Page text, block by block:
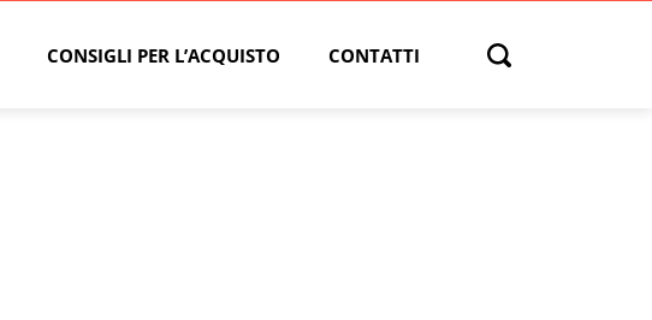
CONSIGLI PER L’ACQUISTO CONTATTI Open search